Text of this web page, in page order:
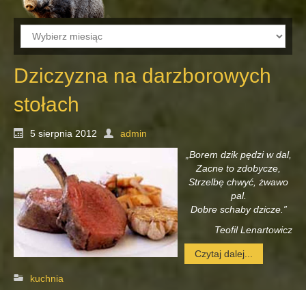
Archiwum
Dziczyzna na darzborowych
stołach
5 sierpnia 2012
admin
„Borem dzik pędzi w dal,
Zacne to zdobycze,
Strzelbę chwyć, żwawo
pal.
Dobre schaby dzicze.”
Teofil Lenartowicz
Czytaj dalej...
kuchnia